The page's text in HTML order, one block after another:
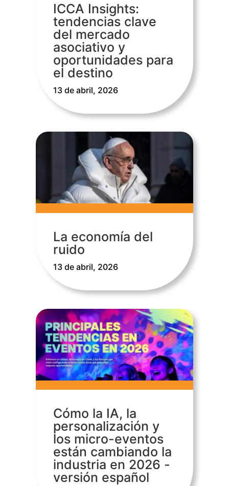
ICCA Insights:
tendencias clave
del mercado
asociativo y
oportunidades para
el destino
13 de abril, 2026
La economía del
ruido
13 de abril, 2026
Cómo la IA, la
personalización y
los micro-eventos
están cambiando la
industria en 2026 -
versión español